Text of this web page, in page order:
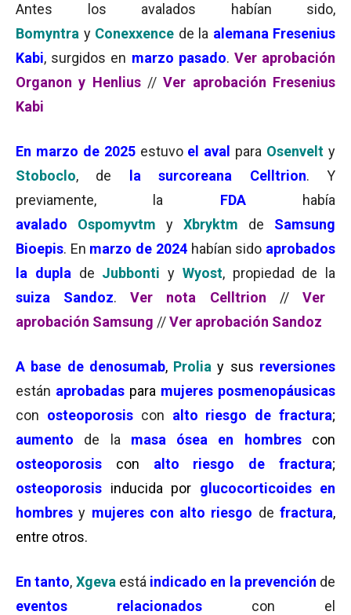
Antes los avalados habían sido,
Bomyntra y Conexxence de la alemana Fresenius
Kabi, surgidos en marzo pasado. Ver aprobación
Organon y Henlius // Ver aprobación Fresenius
Kabi
En marzo de 2025 estuvoel aval para Osenvelt y
Stoboclo, de la surcoreana Celltrion. Y
previamente, la FDA
había
avalado
Ospomyvtm y Xbryktm de Samsung
Bioepis. En marzo de 2024 habían sido aprobados
la dupla de Jubbonti y Wyost, propiedad de la
suiza Sandoz.Ver nota Celltrion // Ver
aprobación Samsung //Ver aprobación Sandoz
A base de denosumab, Proliay sus reversiones
están aprobadas para mujeres posmenopáusicas
con osteoporosis con alto riesgo de fractura;
aumento de la masa ósea en hombrescon
osteoporosis con alto riesgo de fractura;
osteoporosis inducida por glucocorticoides en
hombres y mujeres con alto riesgo de fractura,
entre otros.
En tanto, Xgeva está indicado en la prevención de
eventos relacionados con el